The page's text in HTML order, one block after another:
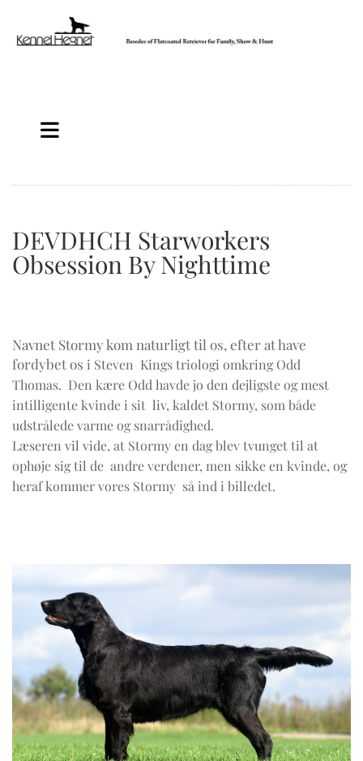
DEVDHCH Starworkers
Obsession By Nighttime
Navnet Stormy kom naturligt til os, efter at have
fordybet os i Steven Kings triologi omkring Odd
Thomas. Den kære Odd havde jo den dejligste og mest
intilligente kvinde i sit liv, kaldet Stormy, som både
udstrålede varme og snarrådighed.
Læseren vil vide, at Stormy en dag blev tvungettil at
ophøje sig til de andreverdener, men sikke en kvinde, og
heraf kommer vores Stormy så ind i billedet.